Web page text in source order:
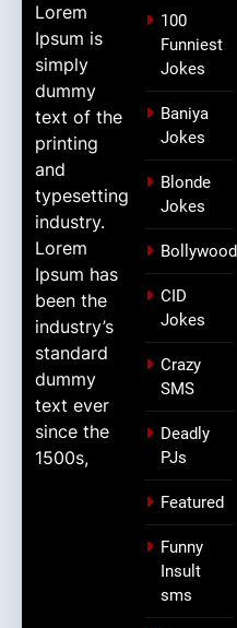
Lorem
Ipsum is
simply
dummy
text of the
printing
and
typesetting
industry.
Lorem
Ipsum has
been the
industry’s
standard
dummy
text ever
since the
1500s,
100
Funniest
Jokes
Baniya
Jokes
Blonde
Jokes
Bollywood
CID
Jokes
Crazy
SMS
Deadly
PJs
Featured
Funny
Insult
sms